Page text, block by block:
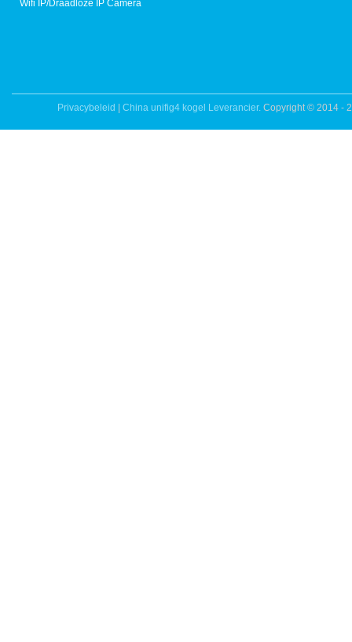
Wifi IP/Draadloze IP Camera
Privacybeleid China unifig4 kogel Leverancier. Copyright © 2014 -